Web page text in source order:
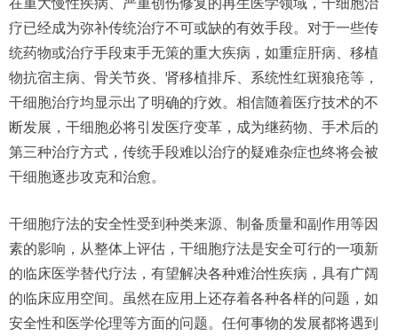
疗已经成为弥补传统治疗不可或缺的有效手段。对于一些传
统药物或治疗手段束手无策的重大疾病，如重症肝病、移植
物抗宿主病、骨关节炎、肾移植排斥、系统性红斑狼疮等，
干细胞治疗均显示出了明确的疗效。相信随着医疗技术的不
断发展，干细胞必将引发医疗变革，成为继药物、手术后的
第三种治疗方式，传统手段难以治疗的疑难杂症也终将会被
干细胞逐步攻克和治愈。
干细胞疗法的安全性受到种类来源、制备质量和副作用等因
素的影响，从整体上评估，干细胞疗法是安全可行的一项新
的临床医学替代疗法，有望解决各种难治性疾病，具有广阔
的临床应用空间。虽然在应用上还存着各种各样的问题，如
安全性和医学伦理等方面的问题。任何事物的发展都将遇到